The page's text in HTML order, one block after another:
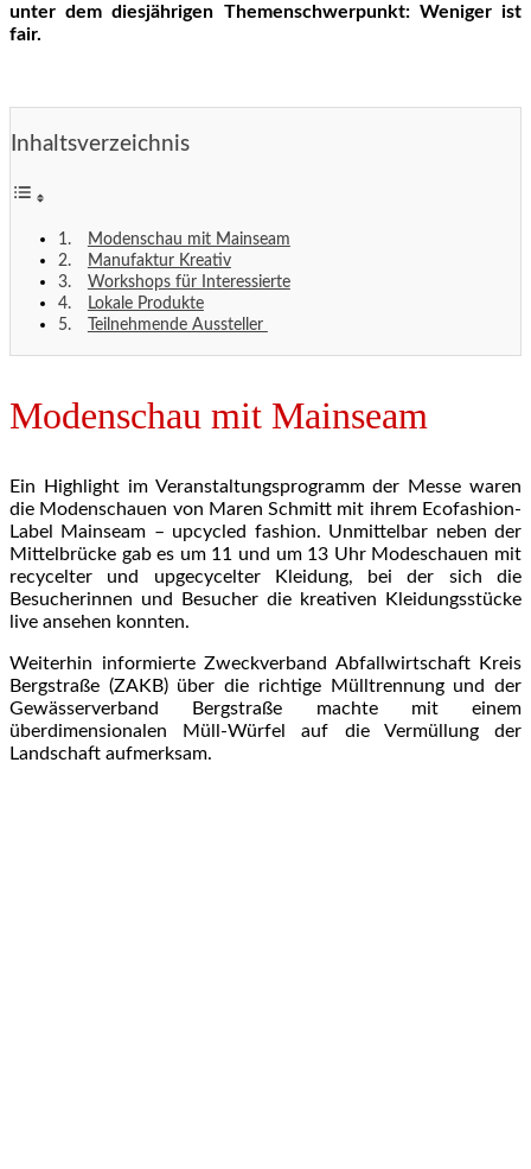
unter dem diesjährigen Themenschwerpunkt: Weniger ist
fair.
Inhaltsverzeichnis
Modenschau mit Mainseam
Manufaktur Kreativ
Workshops für Interessierte
Lokale Produkte
Teilnehmende Aussteller
Modenschau mit Mainseam
Ein Highlight im Veranstaltungsprogramm der Messe waren
die Modenschauen von Maren Schmitt mit ihrem Ecofashion-
Label Mainseam – upcycled fashion. Unmittelbar neben der
Mittelbrücke gab es um 11 und um 13 Uhr Modeschauen mit
recycelter und upgecycelter Kleidung, bei der sich die
Besucherinnen und Besucher die kreativen Kleidungsstücke
live ansehen konnten.
Weiterhin informierte Zweckverband Abfallwirtschaft Kreis
Bergstraße (ZAKB) über die richtige Mülltrennung und der
Gewässerverband Bergstraße machte mit einem
überdimensionalen Müll-Würfel auf die Vermüllung der
Landschaft aufmerksam.